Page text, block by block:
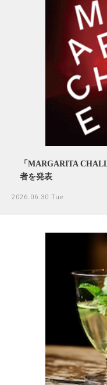
「MARGARITA
者を発表
2026.06.30 Tue